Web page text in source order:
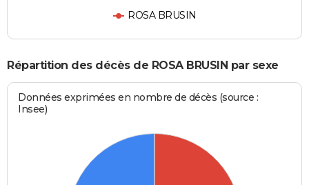
ROSA BRUSIN
Répartition des décès de ROSA BRUSIN par sexe
Données exprimées en nombre de décès (source :
Insee)